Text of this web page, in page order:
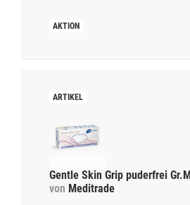
Gentle Skin Grip puderfrei Gr.M
von Meditrade